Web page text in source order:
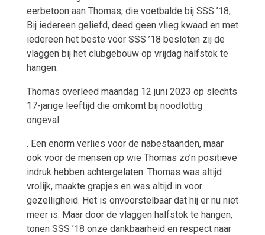
eerbetoon aan Thomas, die voetbalde bij SSS ’18,
Bij iedereen geliefd, deed geen vlieg kwaad en met
iedereen het beste voor SSS ’18 besloten zij de
vlaggen bij het clubgebouw op vrijdag halfstok te
hangen.
Thomas overleed maandag 12 juni 2023 op slechts
17-jarige leeftijd die omkomt bij noodlottig
ongeval.
. Een enorm verlies voor de nabestaanden, maar
ook voor de mensen op wie Thomas zo’n positieve
indruk hebben achtergelaten. Thomas was altijd
vrolijk, maakte grapjes en was altijd in voor
gezelligheid. Het is onvoorstelbaar dat hij er nu niet
meer is. Maar door de vlaggen halfstok te hangen,
tonen SSS ’18 onze dankbaarheid en respect naar